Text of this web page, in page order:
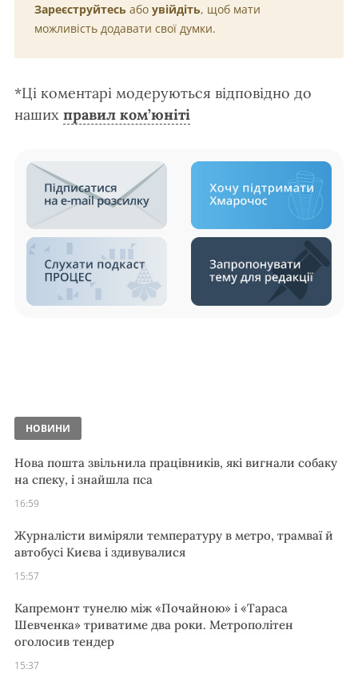
Зареєструйтесь або увійдіть, щоб мати
можливість додавати свої думки.
*Ці коментарі модеруються відповідно до
наших правил ком’юніті
НОВИНИ
Нова пошта звільнила працівників, які вигнали собаку
на спеку, і знайшла пса
16:59
Журналісти виміряли температуру в метро, трамваї й
автобусі Києва і здивувалися
15:57
Капремонт тунелю між «Почайною» і «Тараса
Шевченка» триватиме два роки. Метрополітен
оголосив тендер
15:37